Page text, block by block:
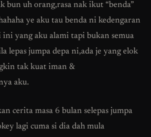
bun uh orang,rasa nak ikut “benda”
ye aku tau benda ni kedengaran
ini yang aku alami tapi bukan semua
lepas jumpa depa ni,ada je yang elok
tak kuat iman &
aku.
cerita masa 6 bulan selepas jumpa
lagi cuma si dia dah mula